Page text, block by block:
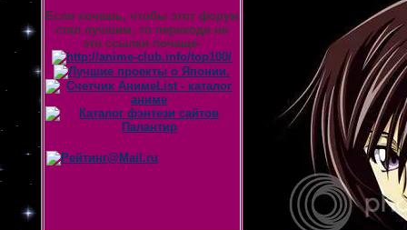
Если хочешь, чтобы этот форум
стал лучшим, то переходи на
эти ссылки почаще-